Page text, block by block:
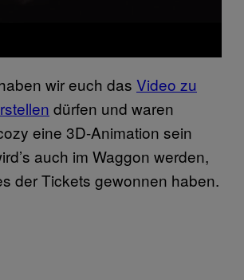
wir euch das Video zu
dürfen und waren
eine 3D-Animation sein
auch im Waggon werden,
der Tickets gewonnen haben.